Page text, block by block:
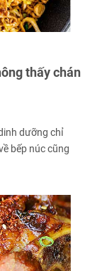
thấy chán
dưỡng chỉ
bếp núc cũng